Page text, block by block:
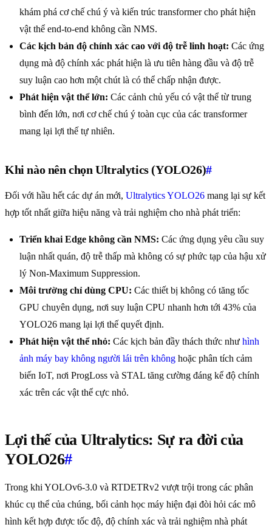
khám phá cơ chế chú ý và kiến trúc transformer cho phát hiện
vật thể end-to-end không cần NMS.
Các kịch bản độ chính xác cao với độ trễ linh hoạt: Các ứng
dụng mà độ chính xác phát hiện là ưu tiên hàng đầu và độ trễ
suy luận cao hơn một chút là có thể chấp nhận được.
Phát hiện vật thể lớn: Các cảnh chủ yếu có vật thể từ trung
bình đến lớn, nơi cơ chế chú ý toàn cục của các transformer
mang lại lợi thế tự nhiên.
Khi nào nên chọn Ultralytics (YOLO26)#
Đối với hầu hết các dự án mới, Ultralytics YOLO26 mang lại sự kết
hợp tốt nhất giữa hiệu năng và trải nghiệm cho nhà phát triển:
Triển khai Edge không cần NMS: Các ứng dụng yêu cầu suy
luận nhất quán, độ trễ thấp mà không có sự phức tạp của hậu xử
lý Non-Maximum Suppression.
Môi trường chỉ dùng CPU: Các thiết bị không có tăng tốc
GPU chuyên dụng, nơi suy luận CPU nhanh hơn tới 43% của
YOLO26 mang lại lợi thế quyết định.
Phát hiện vật thể nhỏ: Các kịch bản đầy thách thức như hình
ảnh máy bay không người lái trên không hoặc phân tích cảm
biến IoT, nơi ProgLoss và STAL tăng cường đáng kể độ chính
xác trên các vật thể cực nhỏ.
Lợi thế của Ultralytics: Sự ra đời của
YOLO26#
Trong khi YOLOv6-3.0 và RTDETRv2 vượt trội trong các phân
khúc cụ thể của chúng, bối cảnh học máy hiện đại đòi hỏi các mô
hình kết hợp được tốc độ, độ chính xác và trải nghiệm nhà phát